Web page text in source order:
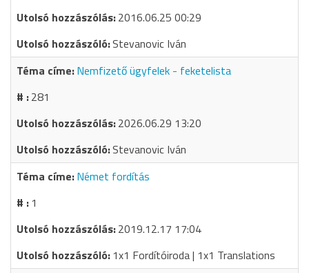
2016.06.25 00:29
Stevanovic Iván
Nemfizető ügyfelek - feketelista
281
2026.06.29 13:20
Stevanovic Iván
Német fordítás
1
2019.12.17 17:04
1x1 Fordítóiroda | 1x1 Translations